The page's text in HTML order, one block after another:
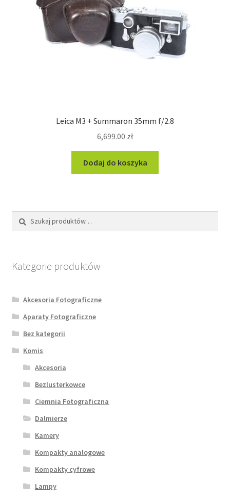
Leica M3 + Summaron 35mm f/2.8
6,699.00 zł
Dodaj do koszyka
Szukaj:
Szukaj
Kategorie produktów
Akcesoria Fotograficzne
Aparaty Fotograficzne
Bez kategorii
Komis
Akcesoria
Bezlusterkowce
Ciemnia Fotograficzna
Dalmierze
Kamery
Kompakty analogowe
Kompakty cyfrowe
Lampy